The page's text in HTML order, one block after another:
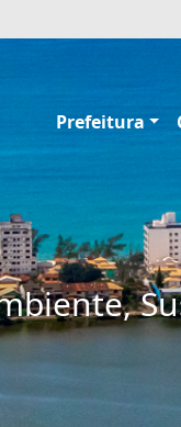
Prefeitura